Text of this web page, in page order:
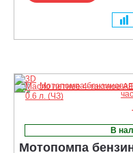
В
Мотопомпа